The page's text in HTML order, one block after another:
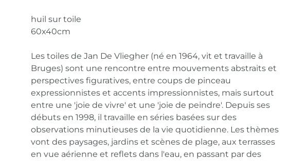
huil sur toile
60x40cm
Les toiles de Jan De Vliegher (né en 1964, vit et travaille à
Bruges) sont une rencontre entre mouvements abstraits et
perspectives figuratives, entre coups de pinceau
expressionnistes et accents impressionnistes, mais surtout
entre une 'joie de vivre' et une 'joie de peindre'. Depuis ses
débuts en 1998, il travaille en séries basées sur des
observations minutieuses de la vie quotidienne. Les thèmes
vont des paysages, jardins et scènes de plage, aux terrasses
en vue aérienne et reflets dans l'eau, en passant par des